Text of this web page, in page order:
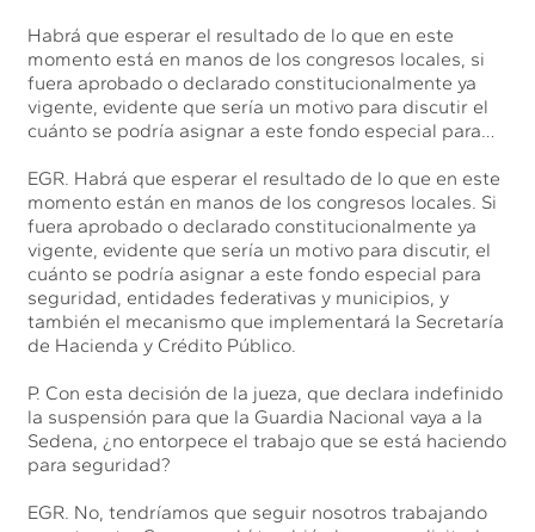
Habrá que esperar el resultado de lo que en este
momento está en manos de los congresos locales, si
fuera aprobado o declarado constitucionalmente ya
vigente, evidente que sería un motivo para discutir el
cuánto se podría asignar a este fondo especial para…
EGR. Habrá que esperar el resultado de lo que en este
momento están en manos de los congresos locales. Si
fuera aprobado o declarado constitucionalmente ya
vigente, evidente que sería un motivo para discutir, el
cuánto se podría asignar a este fondo especial para
seguridad, entidades federativas y municipios, y
también el mecanismo que implementará la Secretaría
de Hacienda y Crédito Público.
P. Con esta decisión de la jueza, que declara indefinido
la suspensión para que la Guardia Nacional vaya a la
Sedena, ¿no entorpece el trabajo que se está haciendo
para seguridad?
EGR. No, tendríamos que seguir nosotros trabajando